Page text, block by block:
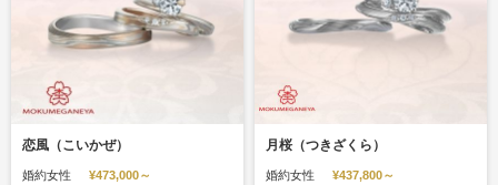
恋風（こいかぜ）
婚約女性
¥473,000～
月桜（つきざくら）
婚約女性
¥437,800～